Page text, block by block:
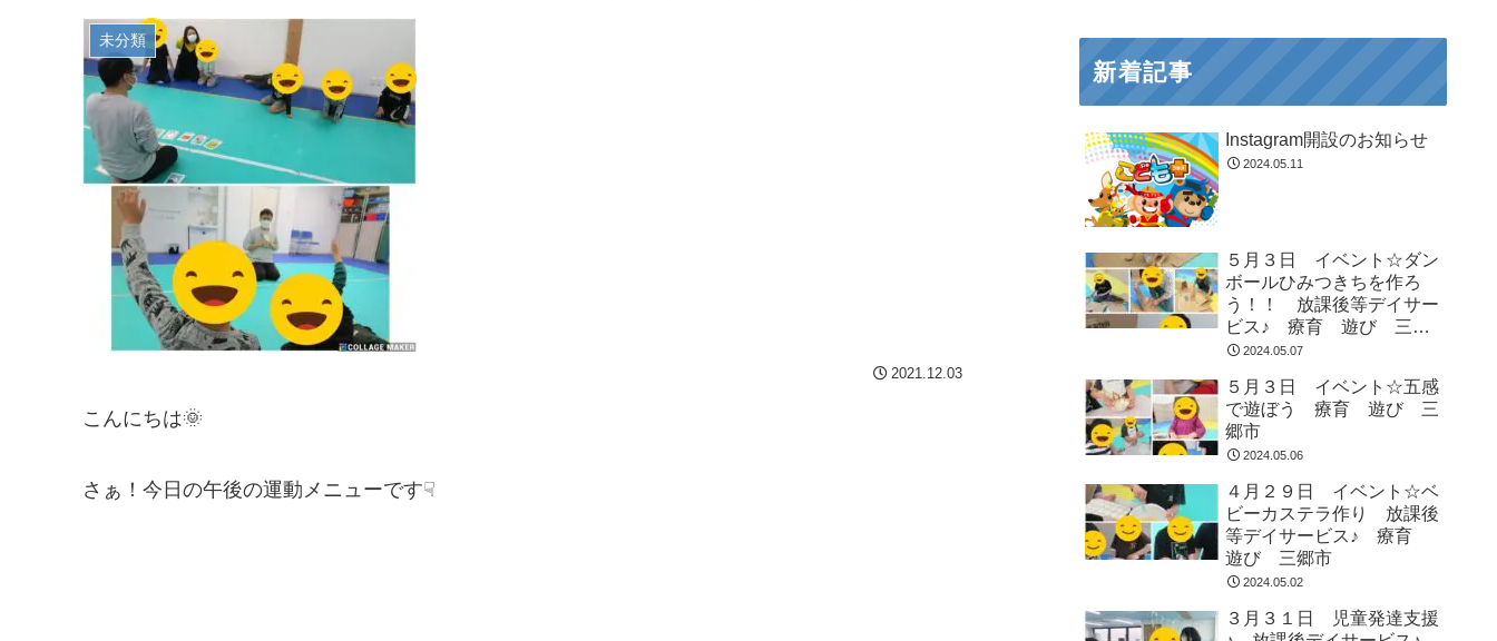
未分類
2021.12.03
こんにちは🌞
さぁ！今日の午後の運動メニューです☟
新着記事
Instagram開設のお知らせ
2024.05.11
５月３日 イベント☆ダン
ボールひみつきちを作ろ
う！！ 放課後等デイサー
ビス♪ 療育 遊び 三郷
市 2024.05.07
５月３日 イベント☆五感
で遊ぼう 療育 遊び 三
郷市
2024.05.06
４月２９日 イベント☆ベ
ビーカステラ作り 放課後
等デイサービス♪ 療育
遊び 三郷市
2024.05.02
３月３１日 児童発達支援